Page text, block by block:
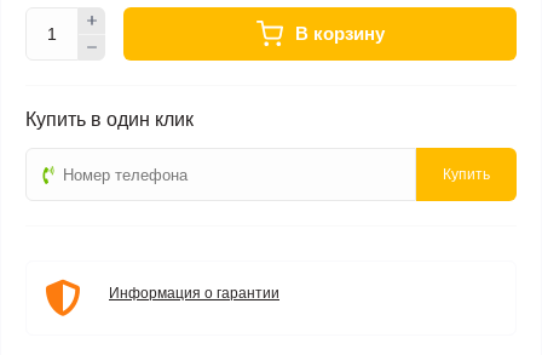
В корзину
Купить в один клик
Купить
Информация о гарантии